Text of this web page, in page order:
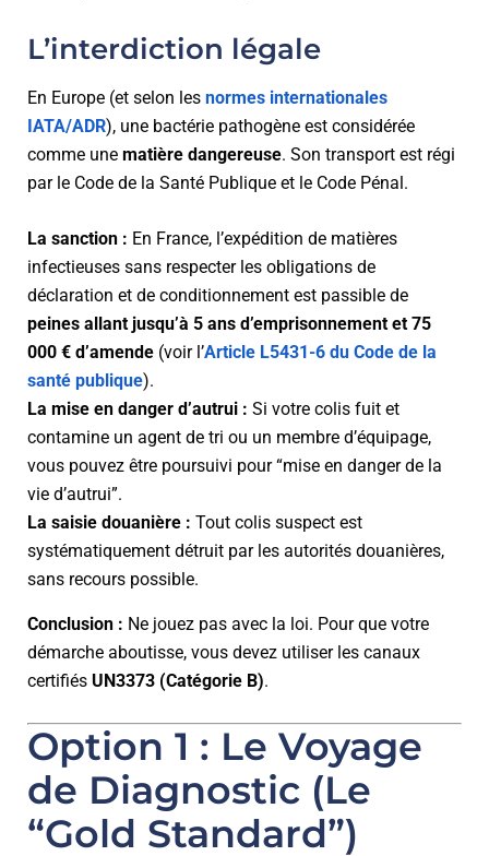
L’interdiction légale
En Europe (et selon les normes internationales
IATA/ADR), une bactérie pathogène est considérée
comme une matière dangereuse. Son transport est régi
par le Code de la Santé Publique et le Code Pénal.
La sanction : En France, l’expédition de matières
infectieuses sans respecter les obligations de
déclaration et de conditionnement est passible de
peines allant jusqu’à 5 ans d’emprisonnement et 75
000 € d’amende (voir l’Article L5431-6 du Code de la
santé publique).
La mise en danger d’autrui : Si votre colis fuit et
contamine un agent de tri ou un membre d’équipage,
vous pouvez être poursuivi pour “mise en danger de la
vie d’autrui”.
La saisie douanière : Tout colis suspect est
systématiquement détruit par les autorités douanières,
sans recours possible.
Conclusion : Ne jouez pas avec la loi. Pour que votre
démarche aboutisse, vous devez utiliser les canaux
certifiés UN3373 (Catégorie B).
Option 1 : Le Voyage
de Diagnostic (Le
“Gold Standard”)